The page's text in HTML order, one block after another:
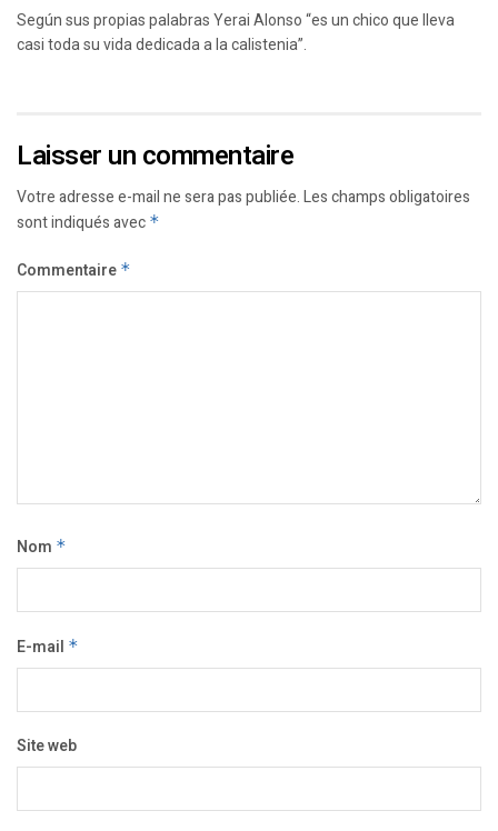
Según sus propias palabras Yerai Alonso “es un chico que lleva
casi toda su vida dedicada a la calistenia”.
Laisser un commentaire
Votre adresse e-mail ne sera pas publiée.Les champs obligatoires
sont indiqués avec *
Commentaire *
Nom *
E-mail *
Site web